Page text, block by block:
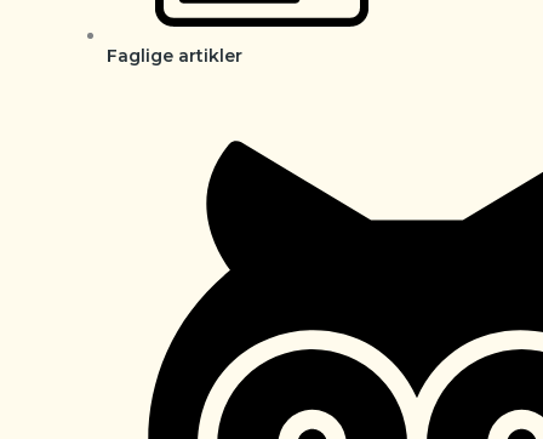
Faglige artikler